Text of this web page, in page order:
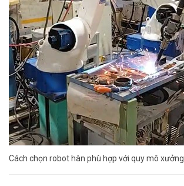
Cách chọn robot hàn phù hợp với quy mô xưởng